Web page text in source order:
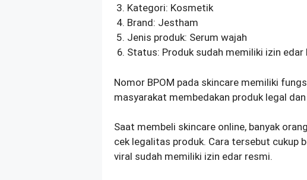
Kategori: Kosmetik
Brand: Jestham
Jenis produk: Serum wajah
Status: Produk sudah memiliki izin edar
Nomor BPOM pada skincare memiliki
masyarakat membedakan produk legal
Saat membeli skincare online, banyak
cek legalitas produk. Cara tersebut cukup
viral sudah memiliki izin edar resmi.